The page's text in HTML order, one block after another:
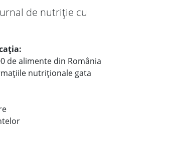
de nutriție cu
de alimente din România
nutriționale gata